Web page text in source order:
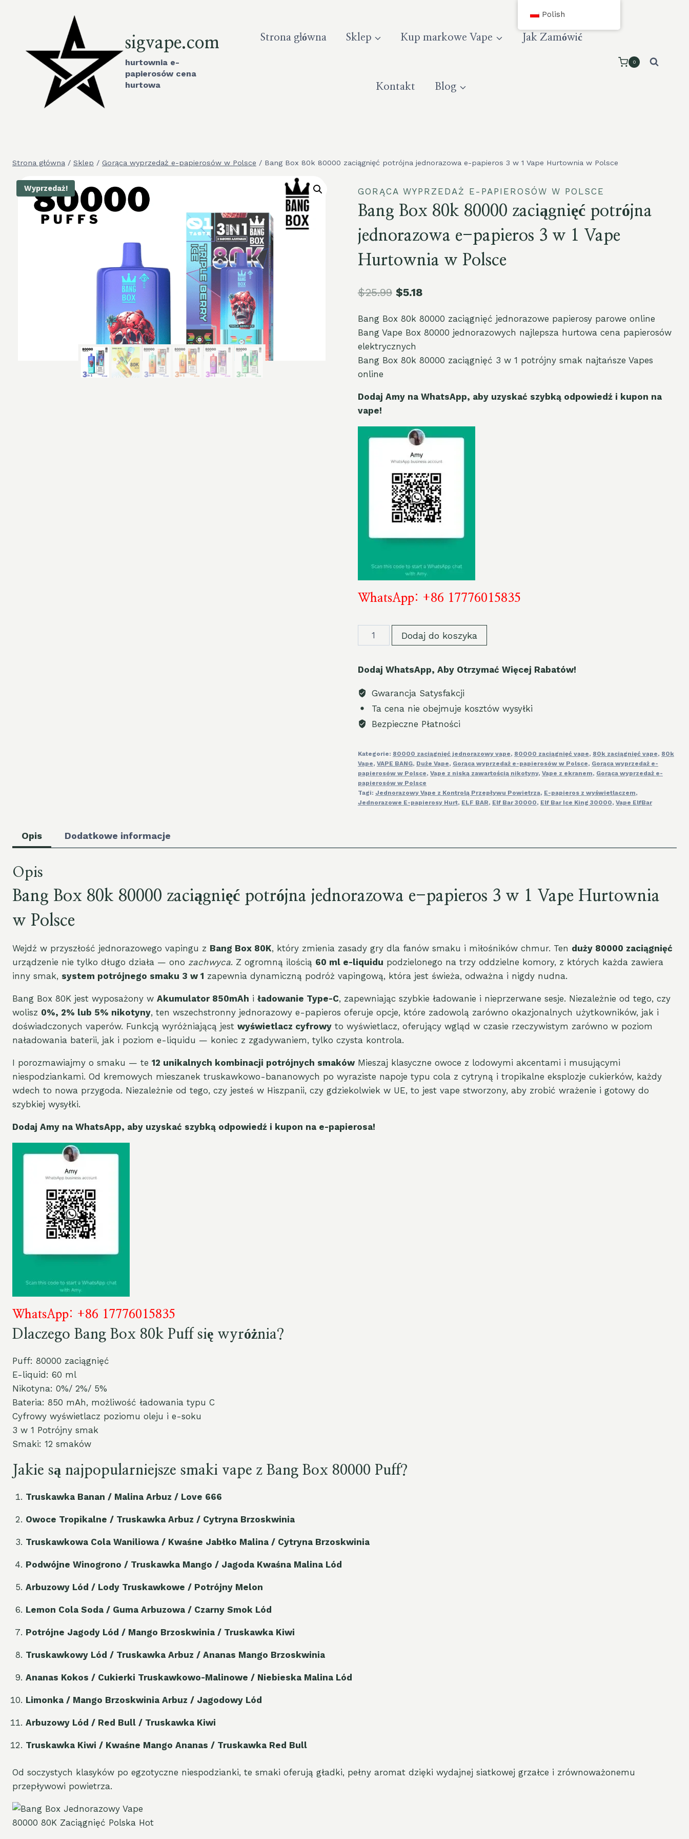
sigvape.com
hurtownia e-
papierosów cena
hurtowa
Strona główna Sklep Kup markowe Vape Jak Zamówić
Kontakt Blog
0
Strona główna / Sklep / Gorąca wyprzedaż e-papierosów w Polsce / Bang Box 80k 80000 zaciągnięć potrójna jednorazowa e-papieros 3 w 1 Vape Hurtownia w Polsce
Wyprzedaż! GORĄCA WYPRZEDAŻ E-PAPIEROSÓW W POLSCE
Bang Box 80k 80000 zaciągnięć potrójna
jednorazowa e-papieros 3 w 1 Vape
Hurtownia w Polsce
$25.99 $5.18
Bang Box 80k 80000 zaciągnięć jednorazowe papierosy parowe online
Bang Vape Box 80000 jednorazowych najlepsza hurtowa cena papierosów
elektrycznych
Bang Box 80k 80000 zaciągnięć 3 w 1 potrójny smak najtańsze Vapes
online
Dodaj Amy na WhatsApp, aby uzyskać szybką odpowiedź i kupon na
vape!
WhatsApp: +86 17776015835
Bang
Box
80000
Puffs
Triple
Disposable
E-
3
in
1
Vape
Dodaj do koszyka
Dodaj WhatsApp, Aby Otrzymać Więcej Rabatów!
Gwarancja Satysfakcji
Ta cena nie obejmuje kosztów wysyłki
Bezpieczne Płatności
Kategorie: 80000 zaciągnięć jednorazowy vape, 80000 zaciągnięć vape, 80k zaciągnięć vape, 80k
Vape, VAPE BANG, Duże Vape, Gorąca wyprzedaż e-papierosów w Polsce, Gorąca wyprzedaż e-
papierosów w Polsce, Vape z niską zawartością nikotyny, Vape z ekranem, Gorąca wyprzedaż e-
papierosów w Polsce
Tagi: Jednorazowy Vape z Kontrolą Przepływu Powietrza, E-papieros z wyświetlaczem,
Jednorazowe E-papierosy Hurt, ELF BAR, Elf Bar 30000, Elf Bar Ice King 30000, Vape ElfBar
Opis Dodatkowe informacje
Opis
Bang Box 80k 80000 zaciągnięć potrójna jednorazowa e-papieros 3 w 1 Vape Hurtownia
w Polsce
Wejdź w przyszłość jednorazowego vapingu z Bang Box 80K, który zmienia zasady gry dla fanów smaku i miłośników chmur. Ten duży 80000 zaciągnięć
urządzenie nie tylko długo działa — ono zachwyca. Z ogromną ilością 60 ml e-liquidu podzielonego na trzy oddzielne komory, z których każda zawiera
inny smak, system potrójnego smaku 3 w 1 zapewnia dynamiczną podróż vapingową, która jest świeża, odważna i nigdy nudna.
Bang Box 80K jest wyposażony w Akumulator 850mAh i ładowanie Type-C, zapewniając szybkie ładowanie i nieprzerwane sesje. Niezależnie od tego, czy
wolisz 0%, 2% lub 5% nikotyny, ten wszechstronny jednorazowy e-papieros oferuje opcje, które zadowolą zarówno okazjonalnych użytkowników, jak i
doświadczonych vaperów. Funkcją wyróżniającą jest wyświetlacz cyfrowy to wyświetlacz, oferujący wgląd w czasie rzeczywistym zarówno w poziom
naładowania baterii, jak i poziom e-liquidu — koniec z zgadywaniem, tylko czysta kontrola.
I porozmawiajmy o smaku — te 12 unikalnych kombinacji potrójnych smaków Mieszaj klasyczne owoce z lodowymi akcentami i musującymi
niespodziankami. Od kremowych mieszanek truskawkowo-bananowych po wyraziste napoje typu cola z cytryną i tropikalne eksplozje cukierków, każdy
wdech to nowa przygoda. Niezależnie od tego, czy jesteś w Hiszpanii, czy gdziekolwiek w UE, to jest vape stworzony, aby zrobić wrażenie i gotowy do
szybkiej wysyłki.
Dodaj Amy na WhatsApp, aby uzyskać szybką odpowiedź i kupon na e-papierosa!
WhatsApp: +86 17776015835
Dlaczego Bang Box 80k Puff się wyróżnia?
Puff: 80000 zaciągnięć
E-liquid: 60 ml
Nikotyna: 0%/ 2%/ 5%
Bateria: 850 mAh, możliwość ładowania typu C
Cyfrowy wyświetlacz poziomu oleju i e-soku
3 w 1 Potrójny smak
Smaki: 12 smaków
Jakie są najpopularniejsze smaki vape z Bang Box 80000 Puff?
Truskawka Banan / Malina Arbuz / Love 666
Owoce Tropikalne / Truskawka Arbuz / Cytryna Brzoskwinia
Truskawkowa Cola Waniliowa / Kwaśne Jabłko Malina / Cytryna Brzoskwinia
Podwójne Winogrono / Truskawka Mango / Jagoda Kwaśna Malina Lód
Arbuzowy Lód / Lody Truskawkowe / Potrójny Melon
Lemon Cola Soda / Guma Arbuzowa / Czarny Smok Lód
Potrójne Jagody Lód / Mango Brzoskwinia / Truskawka Kiwi
Truskawkowy Lód / Truskawka Arbuz / Ananas Mango Brzoskwinia
Ananas Kokos / Cukierki Truskawkowo-Malinowe / Niebieska Malina Lód
Limonka / Mango Brzoskwinia Arbuz / Jagodowy Lód
Arbuzowy Lód / Red Bull / Truskawka Kiwi
Truskawka Kiwi / Kwaśne Mango Ananas / Truskawka Red Bull
Od soczystych klasyków po egzotyczne niespodzianki, te smaki oferują gładki, pełny aromat dzięki wydajnej siatkowej grzałce i zrównoważonemu
przepływowi powietrza.
Polish